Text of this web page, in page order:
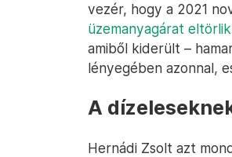
vezér, hogy a 2021
üzemanyagárat eltörlik
amiből kiderült –
lényegében azonnal,
A
Hernádi Zsolt azt